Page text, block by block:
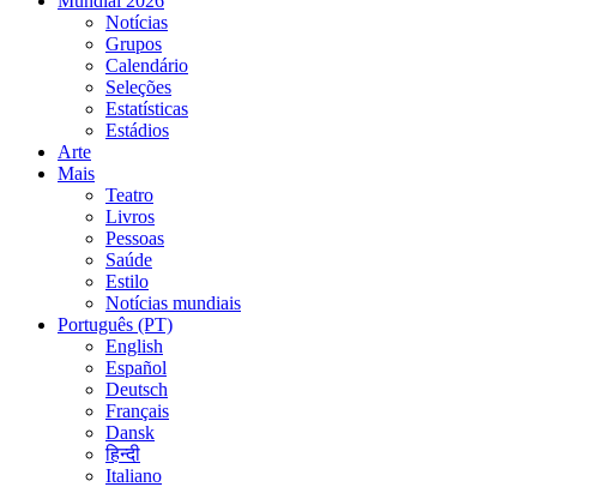
Notícias
Grupos
Calendário
Seleções
Estatísticas
Estádios
Arte
Mais
Teatro
Livros
Pessoas
Saúde
Estilo
Notícias mundiais
Português (PT)
English
Español
Deutsch
Français
Dansk
हिन्दी
Italiano